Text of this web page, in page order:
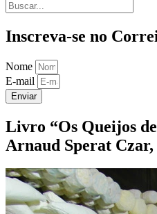
Inscreva-se no
Nome
E-mail
Enviar
Livro “Os Queijos
Arnaud Sperat